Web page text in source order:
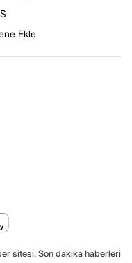
Ekle
sitesi. Son dakika haberleri